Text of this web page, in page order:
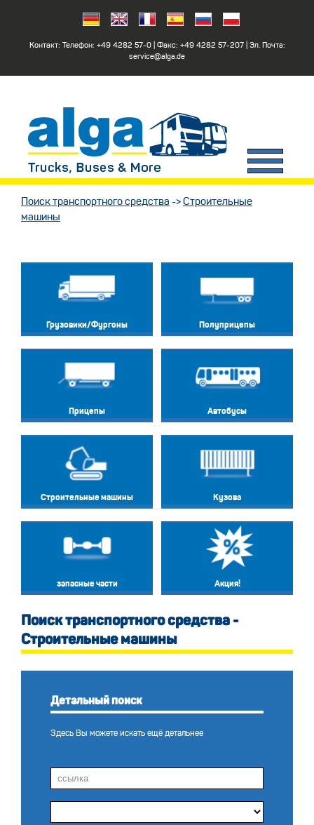
Контакт: Телефон: +49 4282 57-0| Факс: +49 4282 57-207| Эл. Почта:
service@alga.de
Поиск транспортного средства -> Строительные
машины
Грузовики/Фургоны Полуприцепы
Прицепы Автобусы
Строительные машины Кузова
запасные части Акция!
Поиск транспортного средства -
Строительные машины
Детальный поиск
Здесь Вы можете искать ещё детальнее